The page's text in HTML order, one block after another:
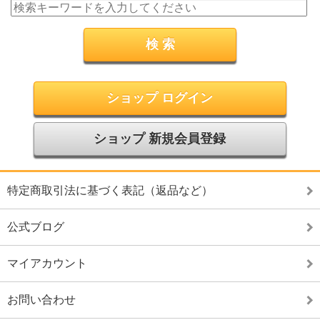
ショップ ログイン
ショップ 新規会員登録
特定商取引法に基づく表記（返品など）
公式ブログ
マイアカウント
お問い合わせ